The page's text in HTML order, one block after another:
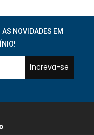
AS NOVIDADES EM
Increva-se